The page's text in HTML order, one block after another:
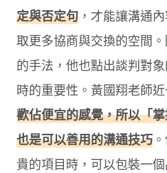
定與否定句 ，才能讓溝通
取更多協商與交換的空間
的手法，他也點出談判對
時的重要性。黃國翔老師近
歡佔便宜的感覺，所以「
也是可以善用的溝通技巧
貴的項目時，可以包裝一